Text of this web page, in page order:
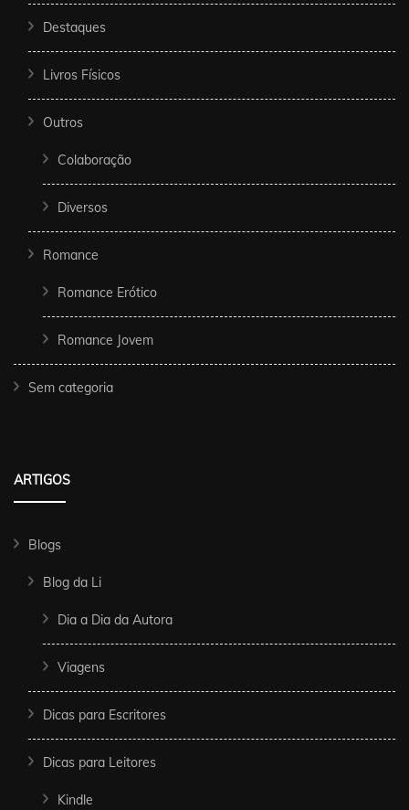
Destaques
Livros Físicos
Outros
Colaboração
Diversos
Romance
Romance Erótico
Romance Jovem
Sem categoria
ARTIGOS
Blogs
Blog da Li
Dia a Dia da Autora
Viagens
Dicas para Escritores
Dicas para Leitores
Kindle